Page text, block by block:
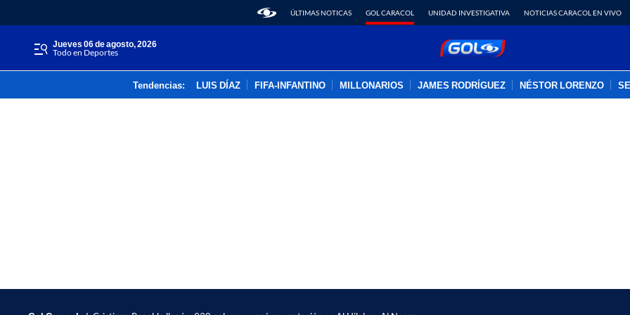
ÚLTIMAS NOTICAS GOL CARACOL UNIDAD INVESTIGATIVA NOTICIAS CARACOL EN VIVO
jueves 06 de agosto, 2026
Todo en Deportes
Tendencias: LUIS DÍAZ FIFA-INFANTINO MILLONARIOS JAMES RODRÍGUEZ NÉSTOR LORENZO